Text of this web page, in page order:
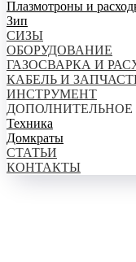
Плазмотроны и
Зип
СИЗЫ
ОБОРУДОВАНИЕ
ГАЗОСВАРКА И
КАБЕЛЬ И
ИНСТРУМЕНТ
ДОПОЛНИТЕЛЬНОЕ
Техника
Домкраты
СТАТЬИ
КОНТАКТЫ